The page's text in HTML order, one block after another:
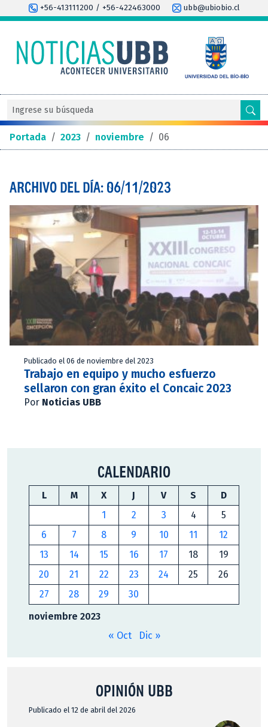
+56-413111200 / +56-422463000 ubb@ubiobio.cl
Portada / 2023 / noviembre / 06
ARCHIVO DEL DÍA: 06/11/2023
Publicado el 06 de noviembre del 2023
Trabajo en equipo y mucho esfuerzo
sellaron con gran éxito el Concaic 2023
Por Noticias UBB
CALENDARIO
noviembre 2023
L M X J V S
D
1
2 3 4
5
6
7 8 9 10 11
12
13
14 15 16 17 18
19
20
21 22 23 24 25
26
27
28 29 30
« Oct Dic »
OPINIÓN UBB
Publicado el 12 de abril del 2026